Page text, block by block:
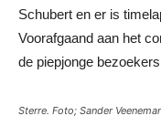
Schubert en er is
Voorafgaand aan het
de piepjonge
Sterre. Foto; Sander